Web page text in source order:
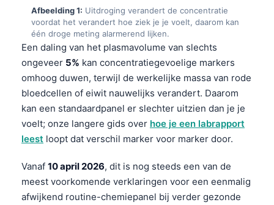
Afbeelding 1: Uitdroging verandert de concentratie
voordat het verandert hoe ziek je je voelt, daarom kan
één droge meting alarmerend lijken.
Een daling van het plasmavolume van slechts
ongeveer 5% kan concentratiegevoelige markers
omhoog duwen, terwijl de werkelijke massa van rode
bloedcellen of eiwit nauwelijks verandert. Daarom
kan een standaardpanel er slechter uitzien dan je je
voelt; onze langere gids over hoe je een labrapport
leest loopt dat verschil marker voor marker door.
Vanaf 10 april 2026, dit is nog steeds een van de
meest voorkomende verklaringen voor een eenmalig
afwijkend routine-chemiepanel bij verder gezonde